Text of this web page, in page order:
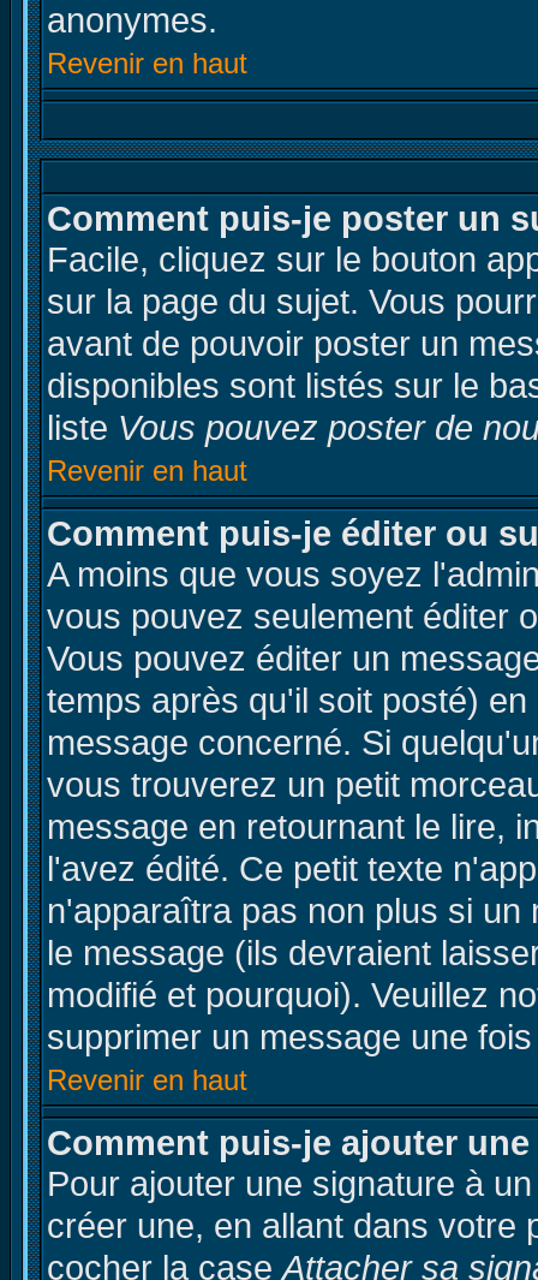
anonymes.
Revenir en haut
Comment puis-je poster un
Facile, cliquez sur le bouton
sur la page du sujet. Vous
avant de pouvoir poster un
disponibles sont listés sur le
liste Vous pouvez poster de
Revenir en haut
Comment puis-je éditer ou
A moins que vous soyez
vous pouvez seulement éditer
Vous pouvez éditer un
temps après qu'il soit posté)
message concerné. Si
vous trouverez un petit
message en retournant le lire,
l'avez édité. Ce petit texte
n'apparaîtra pas non plus si
le message (ils devraient
modifié et pourquoi). Veuillez
supprimer un message une
Revenir en haut
Comment puis-je ajouter
Pour ajouter une signature à
créer une, en allant dans votre
cocher la caseAttacher sa